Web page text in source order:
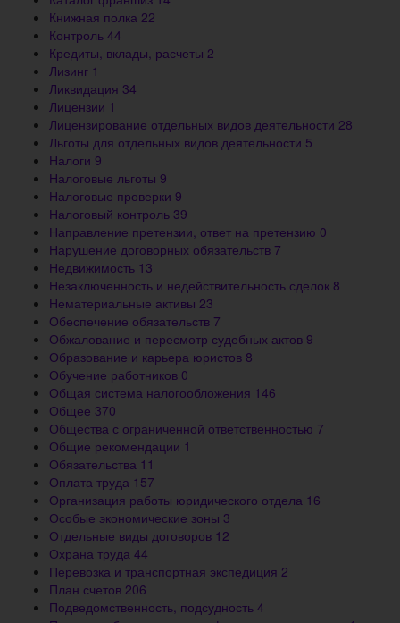
Книжная полка 22
Контроль 44
Кредиты, вклады, расчеты 2
Лизинг 1
Ликвидация 34
Лицензии 1
Лицензирование отдельных видов деятельности 28
Льготы для отдельных видов деятельности 5
Налоги 9
Налоговые льготы 9
Налоговые проверки 9
Налоговый контроль 39
Направление претензии, ответ на претензию 0
Нарушение договорных обязательств 7
Недвижимость 13
Незаключенность и недействительность сделок 8
Нематериальные активы 23
Обеспечение обязательств 7
Обжалование и пересмотр судебных актов 9
Образование и карьера юристов 8
Обучение работников 0
Общая система налогообложения 146
Общее 370
Общества с ограниченной ответственностью 7
Общие рекомендации 1
Обязательства 11
Оплата труда 157
Организация работы юридического отдела 16
Особые экономические зоны 3
Отдельные виды договоров 12
Охрана труда 44
Перевозка и транспортная экспедиция 2
План счетов 206
Подведомственность, подсудность 4